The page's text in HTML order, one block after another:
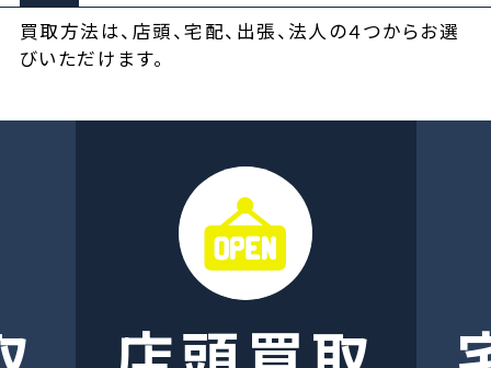
買取方法は、店頭、宅配、出張、法人の４つからお選
びいただけます。